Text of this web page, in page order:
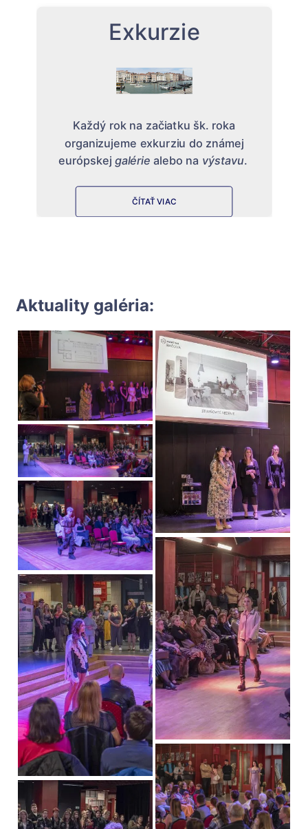
Exkurzie
Každý rok na začiatku šk. roka
organizujeme exkurziu do známej
európskej galériealebo na výstavu.
ČÍTAŤ VIAC
Aktuality galéria: